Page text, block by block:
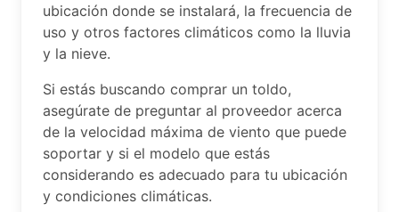
ubicación donde se instalará, la frecuencia de
uso y otros factores climáticos como la lluvia
y la nieve.
Si estás buscando comprar un toldo,
asegúrate de preguntar al proveedor acerca
de la velocidad máxima de viento que puede
soportar y si el modelo que estás
considerando es adecuado para tu ubicación
y condiciones climáticas.